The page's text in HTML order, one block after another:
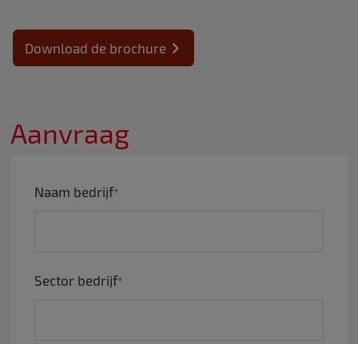
Download de brochure
Aanvraag
Naam bedrijf
Sector bedrijf